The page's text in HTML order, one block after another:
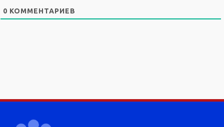
0 КОММЕНТАРИЕВ